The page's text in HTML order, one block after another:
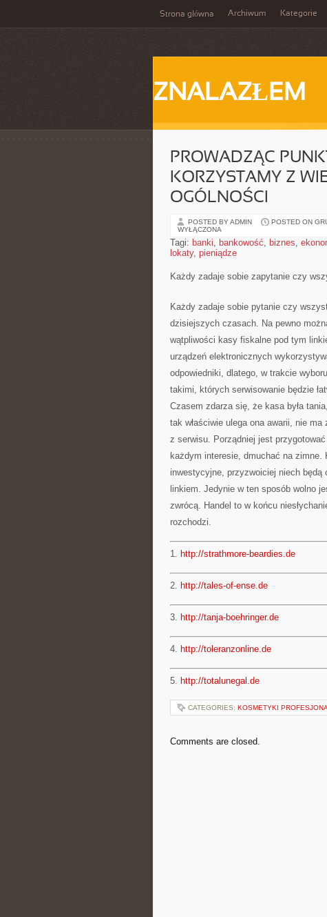
Strona główna Archiwum Kategorie
ZNALAZŁEM
PROWADZĄC
KORZYSTAMY Z
OGÓLNOŚCI
POSTED BY ADMIN POSTED ON
WYŁĄCZONA
Tagi: banki, bankowość, biznes,
lokaty, pieniądze
Każdy zadaje sobie zapytanie czy
Każdy zadaje sobie pytanie czy
dzisiejszych czasach. Na pewno
wątpliwości kasy fiskalne pod tym
urządzeń elektronicznych
odpowiedniki, dlatego, w trakcie
takimi, których serwisowanie będzie
Czasem zdarza się, że kasa była
tak właściwie ulega ona awarii, nie
z serwisu. Porządniej jest
każdym interesie, dmuchać na
inwestycyjne, przyzwoiciej niech będą
linkiem. Jedynie w ten sposób wolno
zwrócą. Handel to w końcu
rozchodzi.
1. http://strathmore-beardies.de
2. http://tales-of-ense.de
3. http://tanja-boehringer.de
4. http://toleranzonline.de
5. http://totalunegal.de
CATEGORIES: KOSMETYKI
Comments are closed.